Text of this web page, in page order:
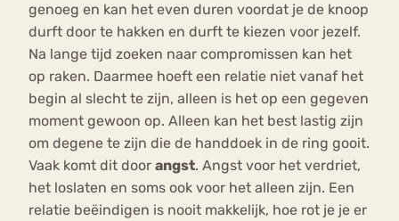
genoeg en kan het even duren voordat je de knoop
durft door te hakken en durft te kiezen voor jezelf.
Na lange tijd zoeken naar compromissen kan het
op raken. Daarmee hoeft een relatie niet vanaf het
begin al slecht te zijn, alleen is het op een gegeven
moment gewoon op. Alleen kan het best lastig zijn
om degene te zijn die de handdoek in de ring gooit.
Vaak komt dit door angst. Angst voor het verdriet,
het loslaten en soms ook voor het alleen zijn. Een
relatie beëindigen is nooit makkelijk, hoe rot je je er